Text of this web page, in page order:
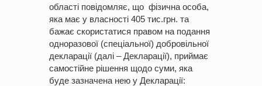
області повідомляє, що фізична особа,
яка має у власності 405 тис.грн. та
бажає скористатися правом на подання
одноразової (спеціальної) добровільної
декларації (далі – Декларації), приймає
самостійне рішення щодо суми, яка
буде зазначена нею у Декларації: